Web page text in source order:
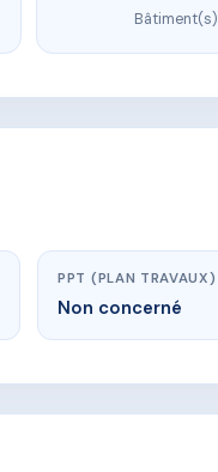
Bâtiment(s)
PPT (PLAN TRAVAUX)
Non concerné